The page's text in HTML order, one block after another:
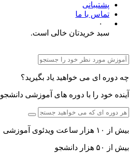
پشتیبانی
تماس با ما
۰
سبد خریدتان خالی است.
چه دوره ای می خواهید یاد بگیرید؟
آینده خود را با دوره های آموزشی
بیش از ۱۰ هزار ساعت ویدئوی آموزشی
بیش از ۵۰ هزار دانشجو